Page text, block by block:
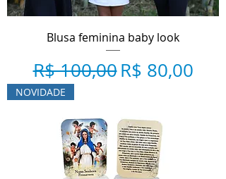
Blusa feminina baby look
Preço normal
R$ 100,00Preço
R$ 80,00
NOVIDADE